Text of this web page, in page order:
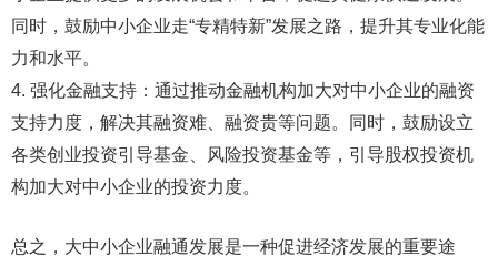
同时，鼓励中小企业走“专精特新”发展之路，提升其专业化能
力和水平。
4. 强化金融支持：通过推动金融机构加大对中小企业的融资
支持力度，解决其融资难、融资贵等问题。同时，鼓励设立
各类创业投资引导基金、风险投资基金等，引导股权投资机
构加大对中小企业的投资力度。
总之，大中小企业融通发展是一种促进经济发展的重要途